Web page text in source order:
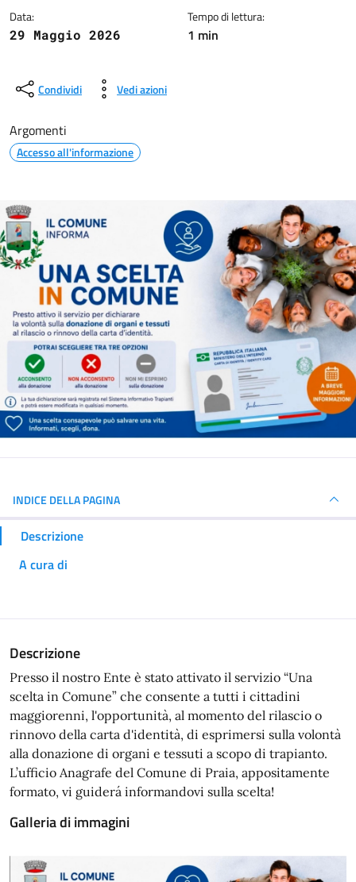
Data:
29 Maggio 2026
Tempo di lettura:
1 min
Condividi Vedi azioni
Argomenti
Accesso all'informazione
INDICE DELLA PAGINA
Descrizione
A cura di
Descrizione
Presso il nostro Ente è stato attivato il servizio “Una
scelta in Comune” che consente a tutti i cittadini
maggiorenni, l'opportunità, al momento del rilascio o
rinnovo della carta d'identità, di esprimersi sulla volontà
alla donazione di organi e tessuti a scopo di trapianto.
L’ufficio Anagrafe del Comune di Praia, appositamente
formato, vi guiderá informandovi sulla scelta!
Galleria di immagini